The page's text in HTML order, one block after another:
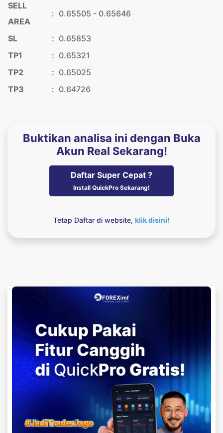
SELL
AREA
: 0.65505 - 0.65646
SL : 0.65853
TP1
: 0.65321
TP2
: 0.65025
TP3
: 0.64726
Buktikan analisa ini dengan Buka
Akun Real Sekarang!
Daftar Super Cepat ?
Install QuickPro Sekarang!
Tetap Daftar di website, klik disini!